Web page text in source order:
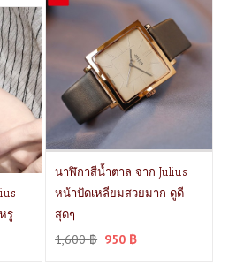
รู
นาฬิกาสีน้ำตาล จาก Julius
หน้าปัดเหลี่ยมสวยมาก ดูดี
สุดๆ
1,600฿ 950 ฿